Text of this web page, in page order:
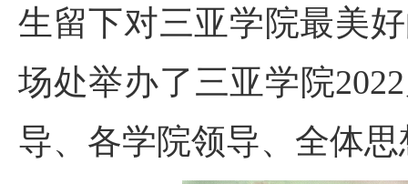
生留下对三亚学院最美
场处举办了三亚学院
导、各学院领导、全体